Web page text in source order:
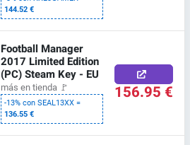
144.52 €
Football Manager
2017 Limited Edition
(PC) Steam Key - EU
más en tienda 🚩
-13% con SEAL13XX =
136.55 €
156.95 €